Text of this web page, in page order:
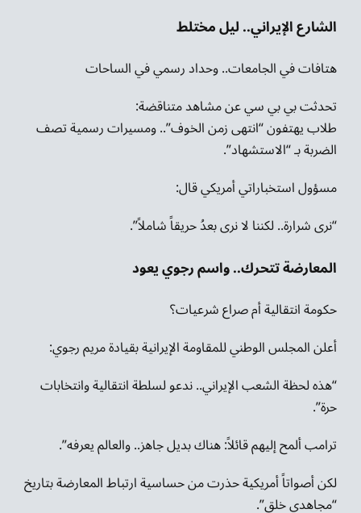
الشارع الإيراني.. ليل مختلط
هتافات في الجامعات.. وحداد رسمي في الساحات
تحدثت بي بي سي عن مشاهد متناقضة:
طلاب يهتفون “انتهى زمن الخوف”.. ومسيرات رسمية تصف
الضربة بـ “الاستشهاد”.
مسؤول استخباراتي أمريكي قال:
“نرى شرارة.. لكننا لا نرى بعدُ حريقاً شاملاً”.
المعارضة تتحرك.. واسم رجوي يعود
حكومة انتقالية أم صراع شرعيات؟
أعلن المجلس الوطني للمقاومة الإيرانية بقيادة مريم رجوي:
“هذه لحظة الشعب الإيراني.. ندعو لسلطة انتقالية وانتخابات
حرة”.
ترامب ألمح إليهم قائلاً: هناك بديل جاهز.. والعالم يعرفه”.
لكن أصواتاً أمريكية حذرت من حساسية ارتباط المعارضة بتاريخ
“مجاهدي خلق”.